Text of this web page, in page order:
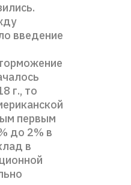
введение
г., то
первым
до 2% в
в